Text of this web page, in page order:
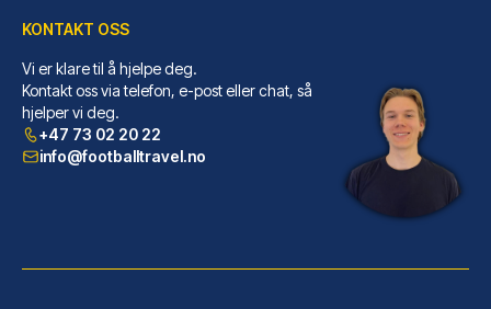
Velger du Hotel Primus Frankfu...
LES MER OM HOTELLET
KONTAKT OSS
Vi er klare til å hjelpe deg.
Kontakt oss via telefon, e-post eller chat, så
hjelper vi deg.
+47 73 02 20 22
info@footballtravel.no